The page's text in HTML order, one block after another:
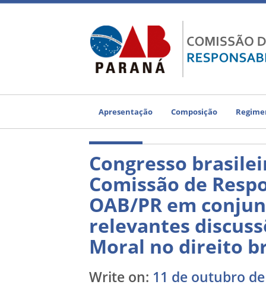
Apresentação Composição
Congresso
Comissão de
OAB/PR em
relevantes
Moral no direito
Write on: 11 de outubro